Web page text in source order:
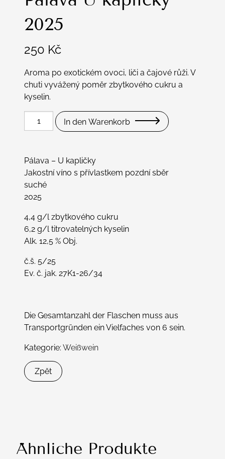
2025
250 Kč
Aroma po exotickém ovoci, liči a čajové růži. V
chuti vyvážený poměr zbytkového cukru a
kyselin.
U
In den Warenkorb
Pálava – U kapličky
Jakostní víno s přívlastkem pozdní sběr
suché
2025
4,4 g/l zbytkového cukru
6,2 g/l titrovatelných kyselin
Alk. 12,5 % Obj.
č.š. 5/25
Ev. č. jak. 27K1-26/34
Die Gesamtanzahl der Flaschen muss aus
Transportgründen ein Vielfaches von 6 sein.
Kategorie: Weißwein
Zpět
Ähnliche Produkte